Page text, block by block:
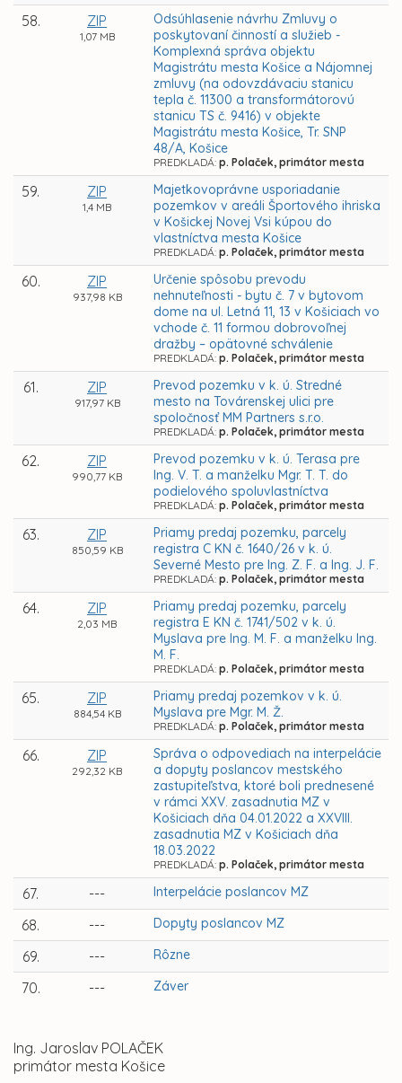
58. ZIP
1,07 MB
Odsúhlasenie návrhu Zmluvy o
poskytovaní činností a služieb -
Komplexná správa objektu
Magistrátu mesta Košice a Nájomnej
zmluvy (na odovzdávaciu stanicu
tepla č. 11300 a transformátorovú
stanicu TS č. 9416) v objekte
Magistrátu mesta Košice, Tr. SNP
48/A, Košice
PREDKLADÁ: p. Polaček, primátor mesta
59. ZIP
1,4 MB
Majetkovoprávne usporiadanie
pozemkov v areáli Športového ihriska
v Košickej Novej Vsi kúpou do
vlastníctva mesta Košice
PREDKLADÁ: p. Polaček, primátor mesta
60. ZIP
937,98 KB
Určenie spôsobu prevodu
nehnuteľnosti - bytu č. 7 v bytovom
dome na ul. Letná 11, 13 v Košiciach vo
vchode č. 11 formou dobrovoľnej
dražby – opätovné schválenie
PREDKLADÁ: p. Polaček, primátor mesta
61. ZIP
917,97 KB
Prevod pozemku v k. ú. Stredné
mesto na Továrenskej ulici pre
spoločnosť MM Partners s.r.o.
PREDKLADÁ: p. Polaček, primátor mesta
62. ZIP
990,77 KB
Prevod pozemku v k. ú. Terasa pre
Ing. V. T. a manželku Mgr. T. T. do
podielového spoluvlastníctva
PREDKLADÁ: p. Polaček, primátor mesta
63. ZIP
850,59 KB
Priamy predaj pozemku, parcely
registra C KN č. 1640/26 v k. ú.
Severné Mesto pre Ing. Z. F. a Ing. J. F.
PREDKLADÁ: p. Polaček, primátor mesta
64. ZIP
2,03 MB
Priamy predaj pozemku, parcely
registra E KN č. 1741/502 v k. ú.
Myslava pre Ing. M. F. a manželku Ing.
M. F.
PREDKLADÁ: p. Polaček, primátor mesta
65. ZIP
884,54 KB
Priamy predaj pozemkov v k. ú.
Myslava pre Mgr. M. Ž.
PREDKLADÁ: p. Polaček, primátor mesta
66. ZIP
292,32 KB
Správa o odpovediach na interpelácie
a dopyty poslancov mestského
zastupiteľstva, ktoré boli prednesené
v rámci XXV. zasadnutia MZ v
Košiciach dňa 04.01.2022 a XXVIII.
zasadnutia MZ v Košiciach dňa
18.03.2022
PREDKLADÁ: p. Polaček, primátor mesta
67. --- Interpelácie poslancov MZ
68. --- Dopyty poslancov MZ
69. --- Rôzne
70. --- Záver
Ing. Jaroslav POLAČEK
primátor mesta Košice